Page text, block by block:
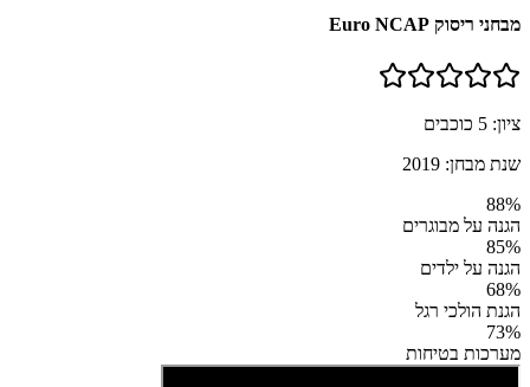
מבחני ריסוק Euro NCAP
ציון: 5 כוכבים
שנת מבחן: 2019
88%
הגנה על מבוגרים
85%
הגנה על ילדים
68%
הגנת הולכי רגל
73%
מערכות בטיחות